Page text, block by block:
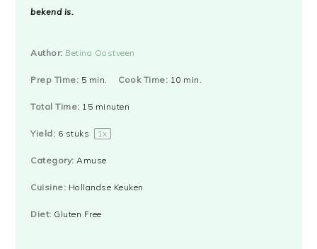
bekend is.
Author: Betina Oostveen
Prep Time: 5 min. Cook Time: 10 min.
Total Time: 15 minuten
Yield: 6 stuks 1x
Category: Amuse
Cuisine: Hollandse Keuken
Diet: Gluten Free